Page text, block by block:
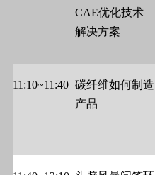
CAE优化技术
解决方案
11:10~11:40 碳纤维如何制造
产品